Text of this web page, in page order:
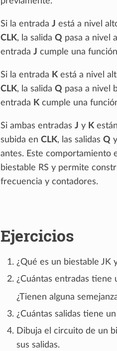
Si la entrada J está a nivel
CLK, la salida Q pasa a nivel
entrada J cumple una
Si la entrada Kestá a nivel
CLK, la salida Q pasa a nivel
entrada Kcumple una
Si ambas entradas J y K
subida en CLK, las salidas Q y
antes. Este comportamiento
biestable RS y permite
frecuencia y contadores.
Ejercicios
¿Qué es un biestable JK
¿Cuántas entradas tiene
¿Tienen alguna
¿Cuántas salidas tiene
Dibuja el circuito de un
sus salidas.